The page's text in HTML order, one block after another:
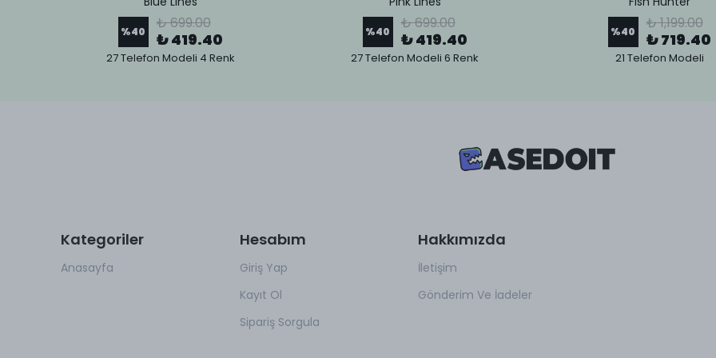
%40 ₺ 699.00
₺ 419.40
27 Telefon Modeli 4 Renk
%40 ₺ 699.00
₺ 419.40
27 Telefon Modeli 6 Renk
%40 ₺ 1,199.00
₺ 719.40
21 Telefon Modeli
Kategoriler
Anasayfa
Hesabım
Giriş Yap
Kayıt Ol
Sipariş Sorgula
Hakkımızda
İletişim
Gönderim Ve İadeler